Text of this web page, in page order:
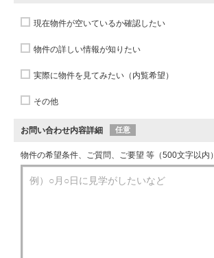
現在物件が空いているか確認したい
物件の詳しい情報が知りたい
実際に物件を見てみたい（内覧希望）
その他
お問い合わせ内容詳細 任意
物件の希望条件、ご質問、ご要望 等（500文字以内）